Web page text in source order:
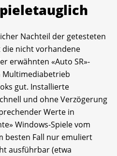
Nachteil der getesteten
die nicht vorhandene
erwähnten «Auto SR»-
Multimediabetrieb
gut. Installierte
und ohne Verzögerung
Werte in
Windows-Spiele vom
besten Fall nur emuliert
ausführbar (etwa